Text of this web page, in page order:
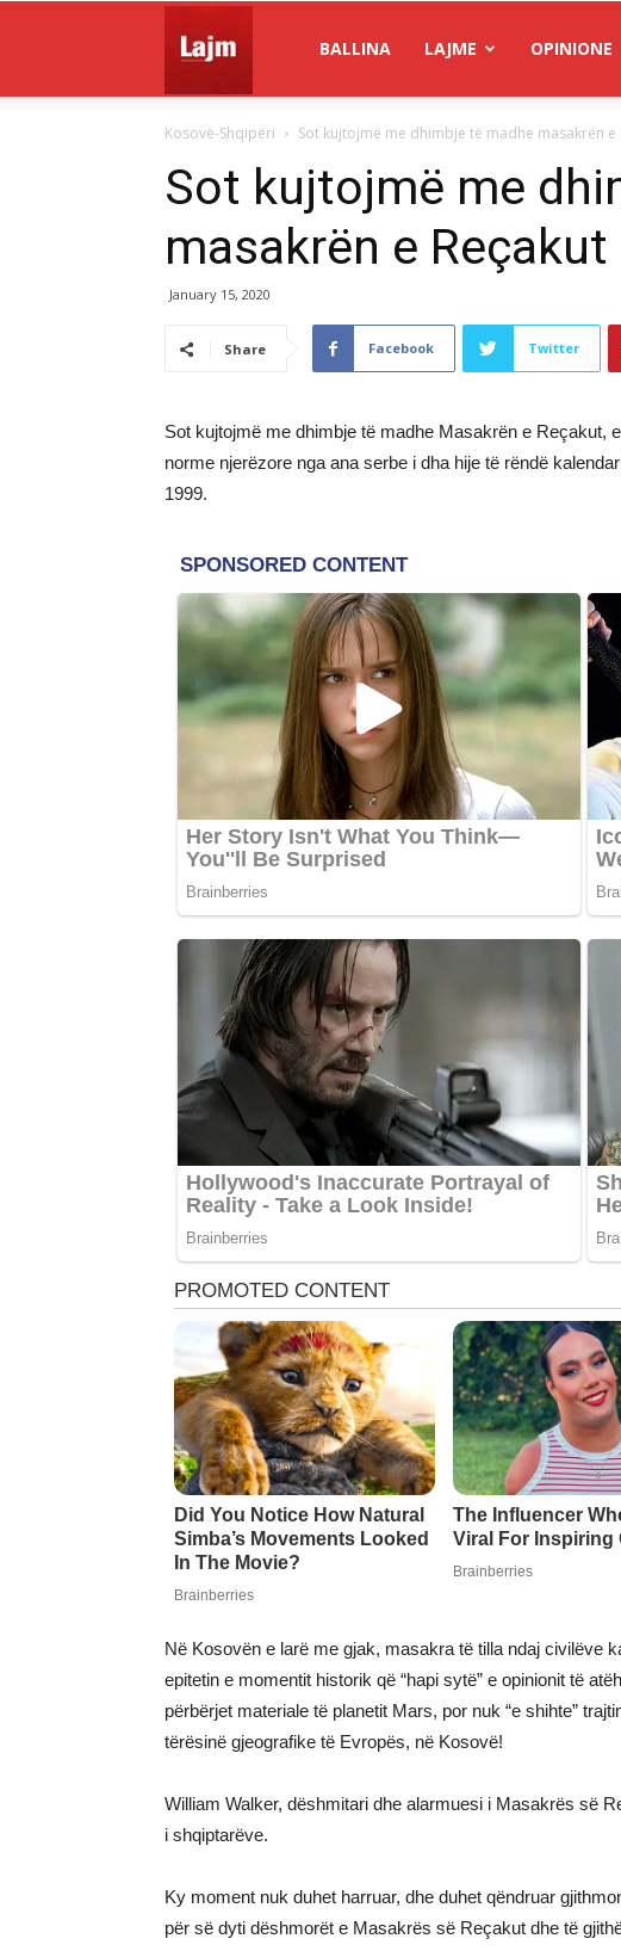
Lajm
BALLINA LAJME OPINIONE
Kosovë-Shqipëri Sot kujtojmë me dhimbje të madhe masakrën e
Sot kujtojmë me
masakrën e Reçakut
January 15, 2020
Share Facebook Twitter
Sot kujtojmë me dhimbje të madhe Masakrën e Reçakut,
norme njerëzore nga ana serbe i dha hije të rëndë
1999.
Në Kosovën e larë me gjak, masakra të tilla ndaj civilëve
epitetin e momentit historik që “hapi sytë” e opinionit të
përbërjet materiale të planetit Mars, por nuk “e shihte”
tërësinë gjeografike të Evropës, në Kosovë!
William Walker, dëshmitari dhe alarmuesi i Masakrës së
i shqiptarëve.
Ky moment nuk duhet harruar, dhe duhet qëndruar
për së dyti dëshmorët e Masakrës së Reçakut dhe të